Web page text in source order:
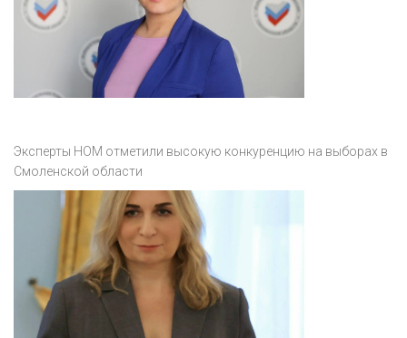
Эксперты НОМ отметили высокую конкуренцию на выборах в
Смоленской области